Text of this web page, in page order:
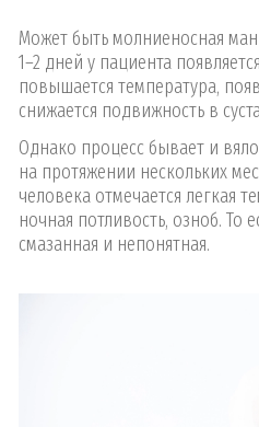
Может быть молниеносная
1–2 дней у пациента
повышается температура,
снижается подвижность в
Однако процесс бывает и
на протяжении нескольких
человека отмечается легкая
ночная потливость, озноб. То
смазанная и непонятная.